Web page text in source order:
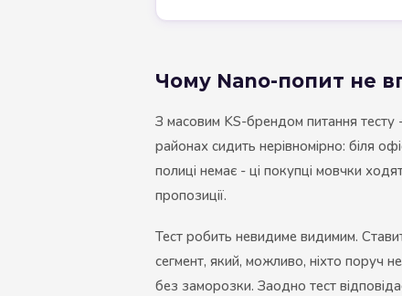
Чому Nano-попит не
З масовим KS-брендом питання тесту
районах сидить нерівномірно: біля
полиці немає - ці покупці мовчки
пропозиції.
Тест робить невидиме видимим.
сегмент, який, можливо, ніхто поруч
без заморозки. Заодно тест